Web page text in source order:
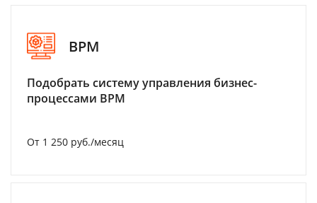
BPM
Подобрать систему управления бизнес-
процессами BPM
От 1 250 руб./месяц